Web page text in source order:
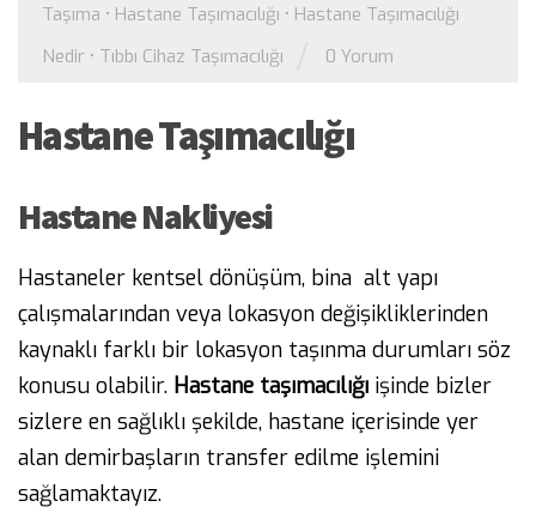
Taşıma • Hastane Taşımacılığı • Hastane Taşımacılığı
Nedir • Tıbbı Cihaz Taşımacılığı 0 Yorum
Hastane Taşımacılığı
Hastane Nakliyesi
Hastaneler kentsel dönüşüm, bina alt yapı
çalışmalarından veya lokasyon değişikliklerinden
kaynaklı farklı bir lokasyon taşınma durumları söz
konusu olabilir. Hastane taşımacılığı işinde bizler
sizlere en sağlıklı şekilde, hastane içerisinde yer
alan demirbaşların transfer edilme işlemini
sağlamaktayız.